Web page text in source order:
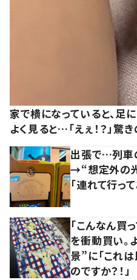
家で横になっていると、足
よく見ると…「えぇ！？」驚
出張で…列車
→“想定外の光
「連れて行っ
「こんなん買
を衝動買い。
景”に「これ
のですか？！」